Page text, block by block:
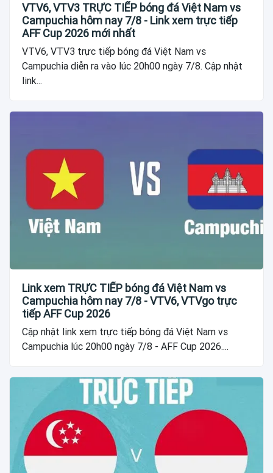
VTV6, VTV3 TRỰC TIẾP bóng đá Việt Nam vs
Campuchia hôm nay 7/8 - Link xem trực tiếp
AFF Cup 2026 mới nhất
VTV6, VTV3 trực tiếp bóng đá Việt Nam vs
Campuchia diễn ra vào lúc 20h00 ngày 7/8. Cập nhật
link...
Link xem TRỰC TIẾP bóng đá Việt Nam vs
Campuchia hôm nay 7/8 - VTV6, VTVgo trực
tiếp AFF Cup 2026
Cập nhật link xem trực tiếp bóng đá Việt Nam vs
Campuchia lúc 20h00 ngày 7/8 - AFF Cup 2026....